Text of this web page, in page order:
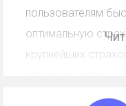
пользователям
оптимальную
крупнейших